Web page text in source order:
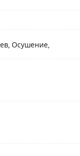
Осушение,